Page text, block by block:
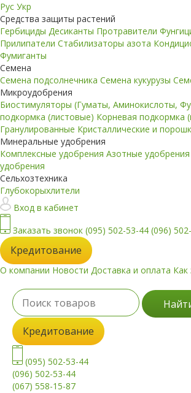
Рус Укр
Средства защиты растений
Гербициды Десиканты Протравители
Прилипатели Стабилизаторы азота
Фумиганты
Семена
Семена подсолнечника Семена кукурузы
Микроудобрения
Биостимуляторы (Гуматы, Аминокислоты,
подкормка (листовые) Корневая подкормка
Гранулированные Кристаллические и
Минеральные удобрения
Комплексные удобрения Азотные удобрения
удобрения
Сельхозтехника
Глубокорыхлители
Вход в кабинет
Заказать звонок (095) 502-53-44 (096)
Кредитование
О компании Новости Доставка и оплата Как
Кредитование
(095) 502-53-44
(096) 502-53-44
(067) 558-15-87